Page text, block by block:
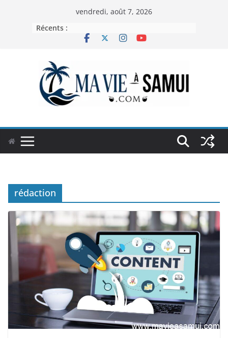
vendredi, août 7, 2026
Récents :
rédaction